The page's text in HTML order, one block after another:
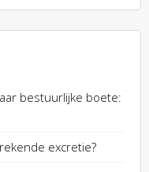
bestuurlijke boete:
excretie?